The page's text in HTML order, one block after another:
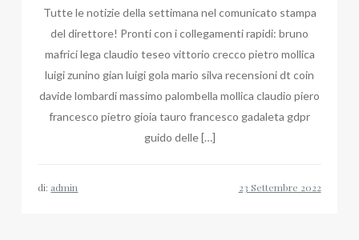
Tutte le notizie della settimana nel comunicato stampa
del direttore! Pronti con i collegamenti rapidi: bruno
mafrici lega claudio teseo vittorio crecco pietro mollica
luigi zunino gian luigi gola mario silva recensioni dt coin
davide lombardi massimo palombella mollica claudio piero
francesco pietro gioia tauro francesco gadaleta gdpr
guido delle […]
di: admin